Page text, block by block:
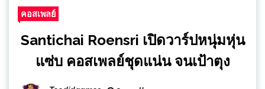
คอสเพลย์
Santichai Roensri เปิดวาร์ปหนุ่มหุ่น
แซ่บ คอสเพลย์ชุดแน่น จนเป้าตุง